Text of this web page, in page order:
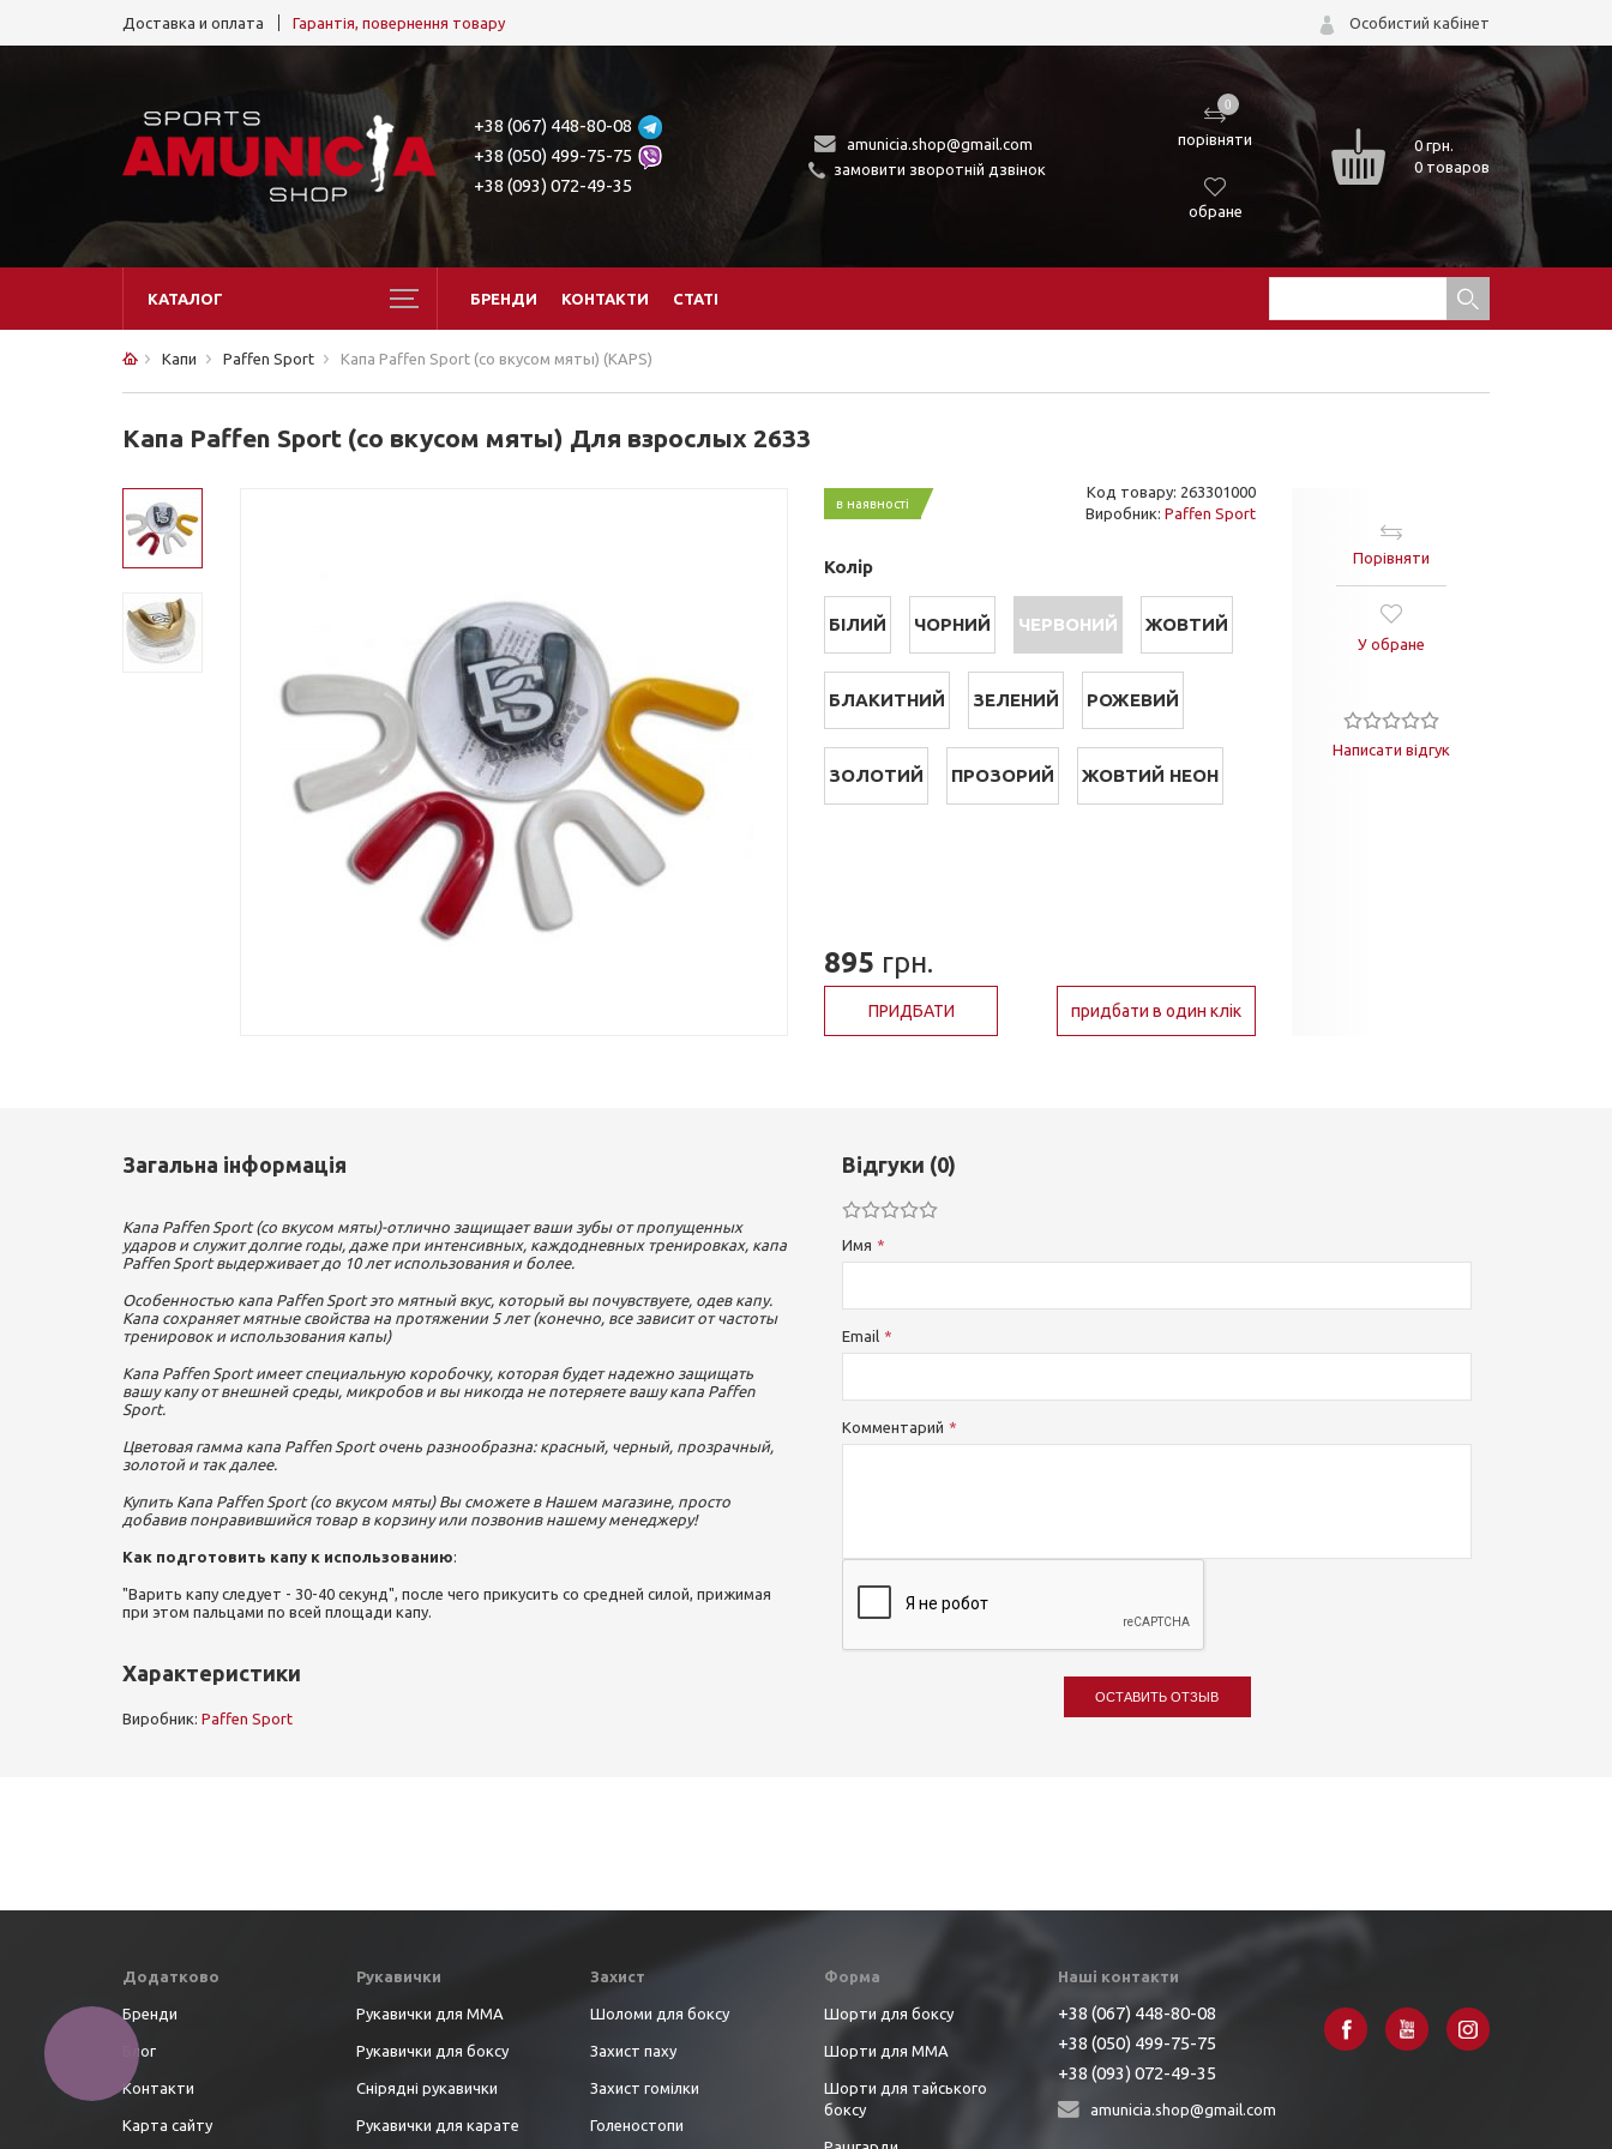
Доставка и оплата Гарантія, повернення товару Особистий кабінет
+38 (067) 448-80-08
+38 (050) 499-75-75
+38 (093) 072-49-35
amunicia.shop@gmail.com
замовити зворотній дзвінок
0
порівняти
обране
0грн.
0 товаров
КАТАЛОГ БРЕНДИ КОНТАКТИ СТАТІ
Капи Paffen Sport Капа Paffen Sport (со вкусом мяты) (KAPS)
Капа Paffen Sport (со вкусом мяты) Для взрослых 2633
в наявності
Код товару: 263301000
Виробник: Paffen Sport
Колір
БІЛИЙ ЧОРНИЙ ЧЕРВОНИЙ ЖОВТИЙ
БЛАКИТНИЙ ЗЕЛЕНИЙ РОЖЕВИЙ
ЗОЛОТИЙ ПРОЗОРИЙ ЖОВТИЙ НЕОН
895 грн.
ПРИДБАТИ придбати в один клік
Порівняти
У обране
Написати відгук
Загальна інформація
Капа Paffen Sport (со вкусом мяты)-отлично защищает ваши зубы от пропущенных
ударов и служит долгие годы, даже при интенсивных, каждодневных тренировках, капа
Paffen Sport выдерживает до 10 лет использования и более.
Особенностью капа Paffen Sport это мятный вкус, который вы почувствуете, одев капу.
Капа сохраняет мятные свойства на протяжении 5 лет (конечно, все зависит от частоты
тренировок и использования капы)
Капа Paffen Sport имеет специальную коробочку, которая будет надежно защищать
вашу капу от внешней среды, микробов и вы никогда не потеряете вашу капа Paffen
Sport.
Цветовая гамма капа Paffen Sport очень разнообразна: красный, черный, прозрачный,
золотой и так далее.
Купить Капа Paffen Sport (со вкусом мяты) Вы сможете в Нашем магазине, просто
добавив понравившийся товар в корзину или позвонив нашему менеджеру!
Как подготовить капу к использованию:
"Варить капу следует - 30-40 секунд", после чего прикусить со средней силой, прижимая
при этом пальцами по всей площади капу.
Характеристики
Виробник: Paffen Sport
Відгуки (0)
Имя
Email
Комментарий
ОСТАВИТЬ ОТЗЫВ
Додатково
Бренди
Блог
Контакти
Карта сайту
Рукавички
Рукавички для ММА
Рукавички для боксу
Снірядні рукавички
Рукавички для карате
Захист
Шоломи для боксу
Захист паху
Захист гомілки
Голеностопи
Форма
Шорти для боксу
Шорти для ММА
Шорти для тайського
боксу
Наші контакти
+38 (067) 448-80-08
+38 (050) 499-75-75
+38 (093) 072-49-35
amunicia.shop@gmail.com